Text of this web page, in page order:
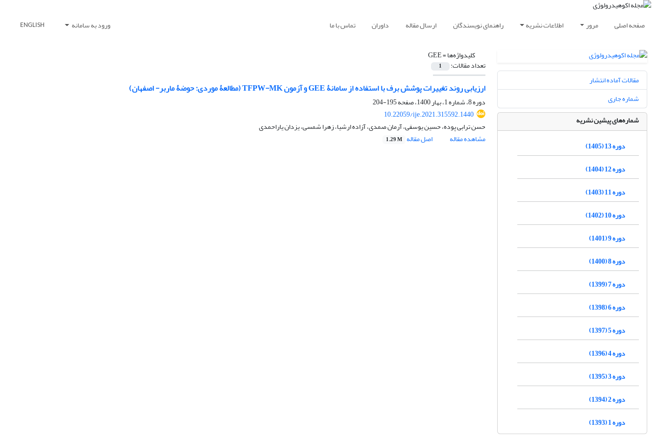
صفحه اصلی مرور اطلاعات نشریه راهنمای نویسندگان ارسال مقاله داوران تماس با ما ورود به سامانه ENGLISH
کلیدواژه‌ها =GEE
تعداد مقالات: 1
ارزیابی روند تغییرات پوشش برف با استفاده از سامانۀ GEE و آزمون TFPW-MK (مطالعۀ موردی: حوضۀ ماربر- اصفهان)
دوره 8، شماره 1، بهار 1400، صفحه
195-204
10.22059/ije.2021.315592.1440
حسن ترابی پوده، حسین یوسفی، آرمان صمدی، آزاده ارشیا، زهرا شمسی، یزدان یاراحمدی
مشاهده مقاله
اصل مقاله 1.29 M
مقالات آماده انتشار
شماره جاری
شماره‌های پیشین نشریه
دوره 13 (1405)
دوره 12 (1404)
دوره 11 (1403)
دوره 10 (1402)
دوره 9 (1401)
دوره 8 (1400)
دوره 7 (1399)
دوره 6 (1398)
دوره 5 (1397)
دوره 4 (1396)
دوره 3 (1395)
دوره 2 (1394)
دوره 1 (1393)